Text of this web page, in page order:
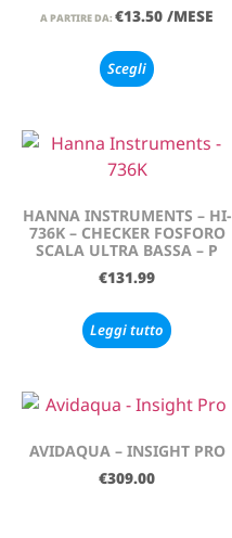
A PARTIRE DA: €13.50 /MESE
Scegli
HANNA INSTRUMENTS – HI-
736K – CHECKER FOSFORO
SCALA ULTRA BASSA – P
€131.99
Leggi tutto
AVIDAQUA – INSIGHT PRO
€309.00